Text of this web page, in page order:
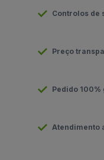
Controlos de
Preço
Pedido
Atendimento